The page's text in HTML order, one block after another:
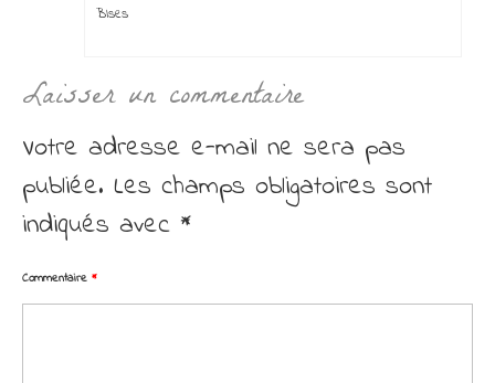
BIses
Laisser un commentaire
Votre adresse e-mail ne sera pas
publiée. Les champs obligatoires sont
indiqués avec *
Commentaire *